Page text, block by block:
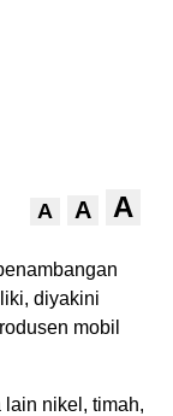
A A A
diyakini
mobil
nikel, timah,